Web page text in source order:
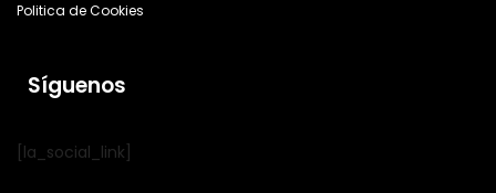
Politica de Cookies
Síguenos
[la_social_link]